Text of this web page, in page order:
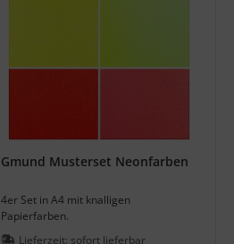
Gmund Musterset Neonfarben
4er Set in A4 mit knalligen
Papierfarben.
Lieferzeit: sofort lieferbar